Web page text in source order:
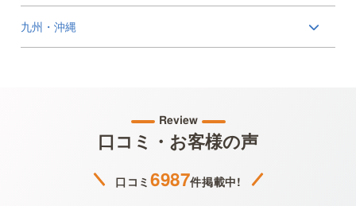
九州・沖縄
Review
口コミ・お客様の声
口コミ6987件掲載中!